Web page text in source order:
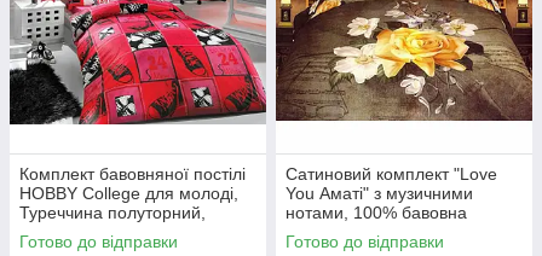
Комплект бавовняної постілі
HOBBY College для молоді,
Туреччина полуторний,
червоний
Готово до відправки
Сатиновий комплект "Love
You Аматі" з музичними
нотами, 100% бавовна
полуторний
Готово до відправки